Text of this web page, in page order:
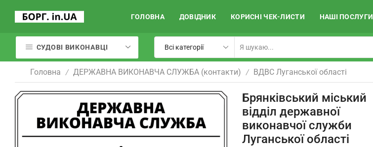
ГОЛОВНА ДОВІДНИК КОРИСНІ ЧЕК-ЛИСТИ НАШІ ПОСЛУГИ
СУДОВІ ВИКОНАВЦІ
Головна / ДЕРЖАВНА ВИКОНАВЧА СЛУЖБА (контакти) / ВДВС Луганської області
Брянківський міський
відділ державної
виконавчої служби
Луганської області